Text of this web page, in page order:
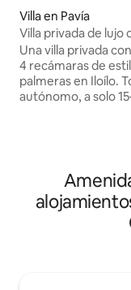
Villa en Pavía
Villa privada de lujo
en Bali • Iloilo
Una villa privada
4 recámaras de
palmeras en Iloílo.
autónomo, a solo
encantar • 4
privado
hasta 10) • Cocina
servicio • Wi-Fi